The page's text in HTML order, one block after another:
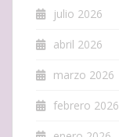
julio 2026
abril 2026
marzo 2026
febrero 2026